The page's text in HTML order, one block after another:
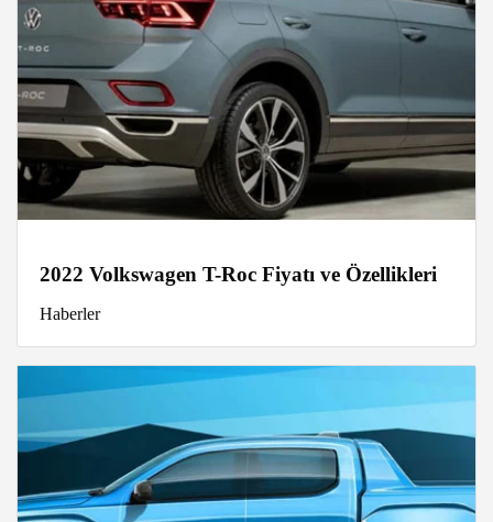
2022 Volkswagen T-Roc Fiyatı ve Özellikleri
Haberler